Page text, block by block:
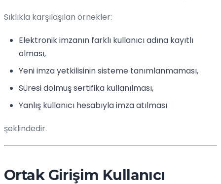
Sıklıkla karşılaşılan örnekler:
Elektronik imzanın farklı kullanıcı adına kayıtlı
olması,
Yeni imza yetkilisinin sisteme tanımlanmaması,
Süresi dolmuş sertifika kullanılması,
Yanlış kullanıcı hesabıyla imza atılması
şeklindedir.
Ortak Girişim Kullanıcı